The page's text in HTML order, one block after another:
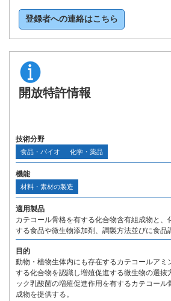
登録者への連絡はこちら
開放特許情報
技術分野
食品・バイオ 化学・薬品
機能
材料・素材の製造
適用製品
カテコール骨格を有する化合物含有組成物と、
する食品や微生物添加剤、調製方法並びに食品
目的
動物・植物生体内にも存在するカテコールアミ
する化合物を認識し増殖促進する微生物の選抜
ック乳酸菌の増殖促進作用を有するカテコール
成物を提供する。